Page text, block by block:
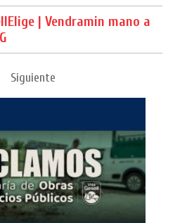
| Vendramin mano a
Siguiente